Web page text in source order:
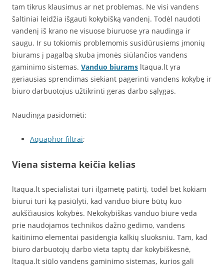
tam tikrus klausimus ar net problemas. Ne visi vandens
šaltiniai leidžia išgauti kokybišką vandenį. Todėl naudoti
vandenį iš krano ne visuose biuruose yra naudinga ir
saugu. Ir su tokiomis problemomis susidūrusiems įmonių
biurams į pagalbą skuba įmonės siūlančios vandens
gaminimo sistemas. Vanduo biurams ltaqua.lt yra
geriausias sprendimas siekiant pagerinti vandens kokybę ir
biuro darbuotojus užtikrinti geras darbo sąlygas.
Naudinga pasidomėti:
Aquaphor filtrai;
Viena sistema keičia kelias
ltaqua.lt specialistai turi ilgametę patirtį, todėl bet kokiam
biurui turi ką pasiūlyti, kad vanduo biure būtų kuo
aukščiausios kokybės. Nekokybiškas vanduo biure veda
prie naudojamos technikos dažno gedimo, vandens
kaitinimo elementai pasidengia kalkių sluoksniu. Tam, kad
biuro darbuotojų darbo vieta taptų dar kokybiškesnė,
ltaqua.lt siūlo vandens gaminimo sistemas, kurios gali